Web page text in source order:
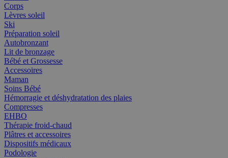
Corps
Lèvres soleil
Ski
Préparation soleil
Autobronzant
Lit de bronzage
Bébé et Grossesse
Accessoires
Maman
Soins Bébé
Hémorragie et déshydratation des plaies
Compresses
EHBO
Thérapie froid-chaud
Plâtres et accessoires
Dispositifs médicaux
Podologie